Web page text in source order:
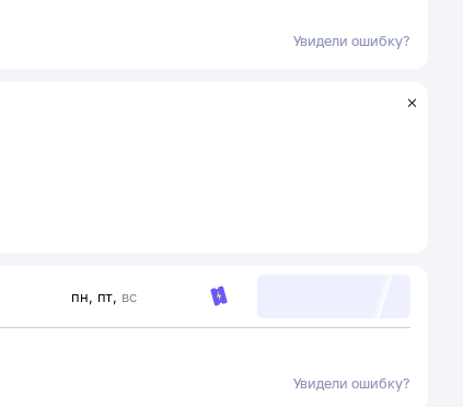
Увидели ошибку?
пн, пт, вс
Увидели ошибку?